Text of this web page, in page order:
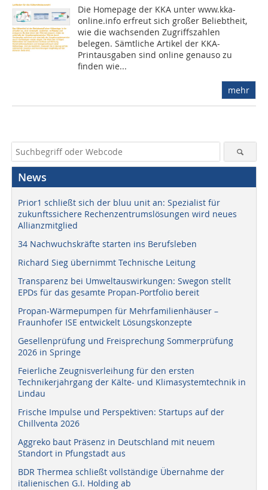
Die Homepage der KKA unter www.kka-
online.info erfreut sich großer Beliebtheit,
wie die wachsenden Zugriffszahlen
belegen. Sämtliche Artikel der KKA-
Printausgaben sind online genauso zu
finden wie...
mehr
News
Prior1 schließt sich der bluu unit an: Spezialist für
zukunftssichere Rechenzentrumslösungen wird neues
Allianzmitglied
34 Nachwuchskräfte starten ins Berufsleben
Richard Sieg übernimmt Technische Leitung
Transparenz bei Umweltauswirkungen: Swegon stellt
EPDs für das gesamte Propan-Portfolio bereit
Propan-Wärmepumpen für Mehrfamilienhäuser –
Fraunhofer ISE entwickelt Lösungskonzepte
Gesellenprüfung und Freisprechung Sommerprüfung
2026 in Springe
Feierliche Zeugnisverleihung für den ersten
Technikerjahrgang der Kälte- und Klimasystemtechnik in
Lindau
Frische Impulse und Perspektiven: Startups auf der
Chillventa 2026
Aggreko baut Präsenz in Deutschland mit neuem
Standort in Pfungstadt aus
BDR Thermea schließt vollständige Übernahme der
italienischen G.I. Holding ab